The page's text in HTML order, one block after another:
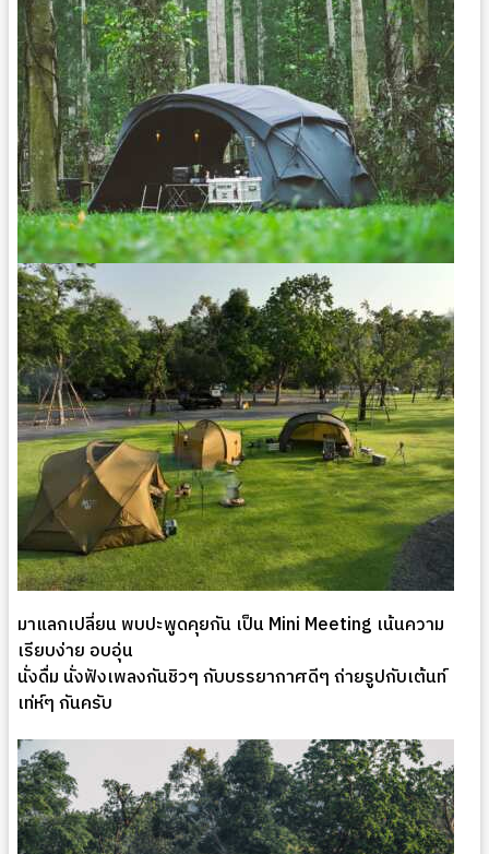
มาแลกเปลี่ยน พบปะพูดคุยกัน เป็น Mini Meeting เน้นความ
เรียบง่าย อบอุ่น
นั่งดื่ม นั่งฟังเพลงกันชิวๆ กับบรรยากาศดีๆ ถ่ายรูปกับเต้นท์
เท่ห์ๆ กันครับ